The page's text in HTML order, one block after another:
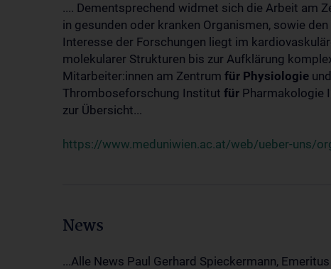
.... Dementsprechend widmet sich die Arbeit am
in gesunden oder kranken Organismen, sowie
Interesse der Forschungen liegt im
molekularer Strukturen bis zur Aufklärung
Mitarbeiter:innen am Zentrum für Physiologie
Thromboseforschung Institut für Pharmakologie
zur Übersicht...
https://www.meduniwien.ac.at/web/ueber-uns/
News
...Alle News Paul Gerhard Spieckermann,